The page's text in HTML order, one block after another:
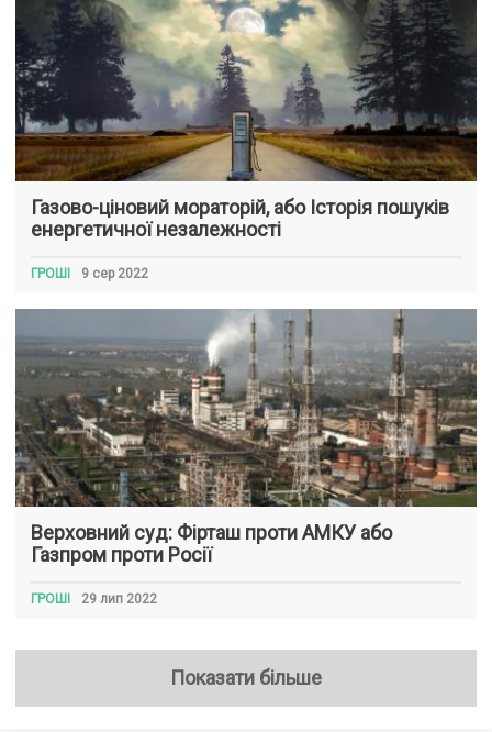
Газово-ціновий мораторій, або Історія пошуків
енергетичної незалежності
ГРОШІ 9 сер 2022
Верховний суд: Фірташ проти АМКУ або
Газпром проти Росії
ГРОШІ 29 лип 2022
Показати більше